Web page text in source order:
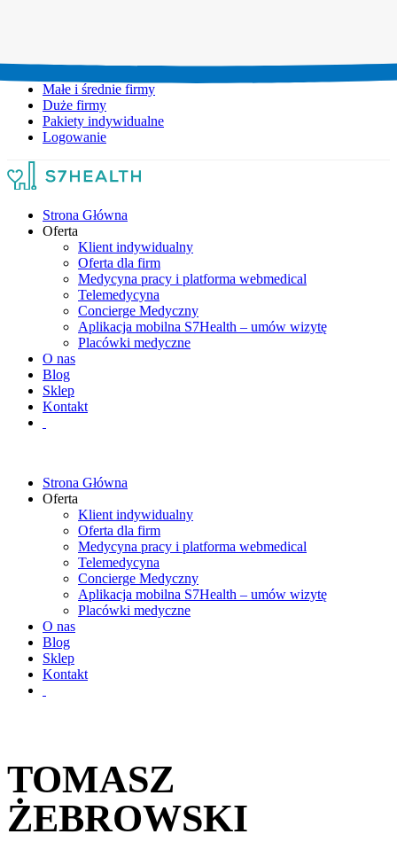
Małe i średnie firmy
Duże firmy
Pakiety indywidualne
Logowanie
Strona Główna
Oferta
Klient indywidualny
Oferta dla firm
Medycyna pracy i platforma webmedical
Telemedycyna
Concierge Medyczny
Aplikacja mobilna S7Health – umów wizytę
Placówki medyczne
O nas
Blog
Sklep
Kontakt
Strona Główna
Oferta
Klient indywidualny
Oferta dla firm
Medycyna pracy i platforma webmedical
Telemedycyna
Concierge Medyczny
Aplikacja mobilna S7Health – umów wizytę
Placówki medyczne
O nas
Blog
Sklep
Kontakt
TOMASZ
ŻEBROWSKI